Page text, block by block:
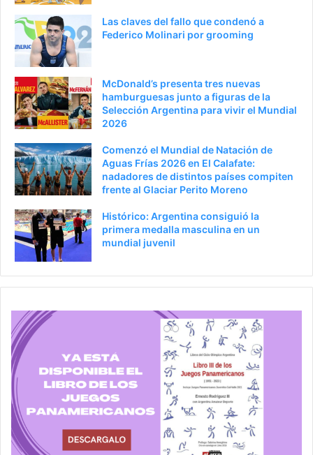
e
o
r
p
i
n
Las claves del fallo que condenó a
Federico Molinari por grooming
McDonald’s presenta tres nuevas
hamburguesas junto a figuras de la
Selección Argentina para vivir el Mundial
2026
Comenzó el Mundial de Natación de
Aguas Frías 2026 en El Calafate:
nadadores de distintos países compiten
frente al Glaciar Perito Moreno
Histórico: Argentina consiguió la
primera medalla masculina en un
mundial juvenil